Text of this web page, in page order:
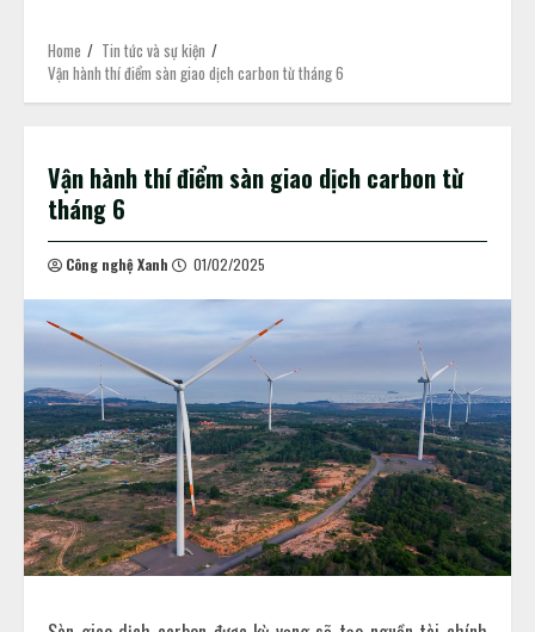
Home
Tin tức và sự kiện
Vận hành thí điểm sàn giao dịch carbon từ tháng 6
Vận hành thí điểm sàn giao dịch carbon từ
tháng 6
Công nghệ Xanh 01/02/2025